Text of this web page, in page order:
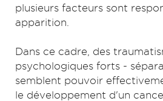
plusieurs facteurs sont
apparition.
Dans ce cadre, des
psychologiques forts -
semblent pouvoir
le développement d'un